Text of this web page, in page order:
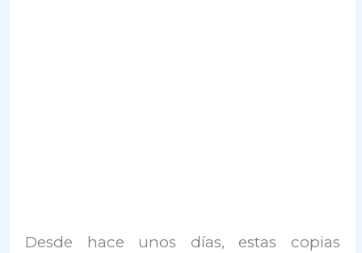
Desde hace unos días, estas copias